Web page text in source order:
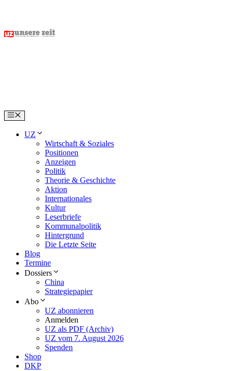
content
Menu
UZ
Wirtschaft & Soziales
Positionen
Anzeigen
Politik
Theorie & Geschichte
Aktion
Internationales
Kultur
Leserbriefe
Kommunalpolitik
Hintergrund
Die Letzte Seite
Blog
Termine
Dossiers
China
Strategiepapier
Abo
UZ abonnieren
Anmelden
UZ als PDF (Archiv)
UZ vom 7. August 2026
Spenden
Shop
DKP